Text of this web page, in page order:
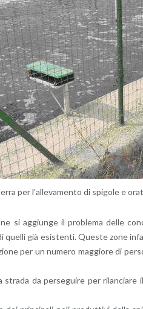
per l’al­le­va­men­to di spi­go­le e
si ag­giun­ge il pro­ble­ma delle
quel­li già esi­sten­ti. Que­ste zone
per un nu­me­ro mag­gio­re di
stra­da da per­se­gui­re per